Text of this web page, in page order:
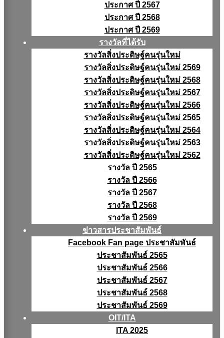
ประกาศ ปี 2567
ประกาศ ปี 2568
ประกาศ ปี 2569
รางวัลที่ได้รับ
รางวัลสิ่งประดิษฐ์คนรุ่นใหม่
รางวัลสิ่งประดิษฐ์คนรุ่นใหม่ 2569
รางวัลสิ่งประดิษฐ์คนรุ่นใหม่ 2568
รางวัลสิ่งประดิษฐ์คนรุ่นใหม่ 2567
รางวัลสิ่งประดิษฐ์คนรุ่นใหม่ 2566
รางวัลสิ่งประดิษฐ์คนรุ่นใหม่ 2565
รางวัลสิ่งประดิษฐ์คนรุ่นใหม่ 2564
รางวัลสิ่งประดิษฐ์คนรุ่นใหม่ 2563
รางวัลสิ่งประดิษฐ์คนรุ่นใหม่ 2562
รางวัล ปี 2565
รางวัล ปี 2566
รางวัล ปี 2567
รางวัล ปี 2568
รางวัล ปี 2569
ข่าวสารประชาสัมพันธ์
Facebook Fan page ประชาสัมพันธ์
ประชาสัมพันธ์ 2565
ประชาสัมพันธ์ 2566
ประชาสัมพันธ์ 2567
ประชาสัมพันธ์ 2568
ประชาสัมพันธ์ 2569
OIT/ITA
ITA 2025